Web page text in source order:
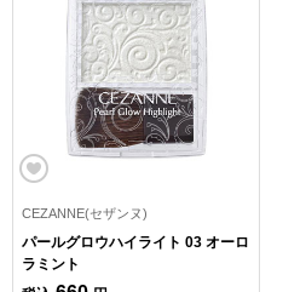
CEZANNE(セザンヌ)
パールグロウハイライト 03 オーロ
ラミント